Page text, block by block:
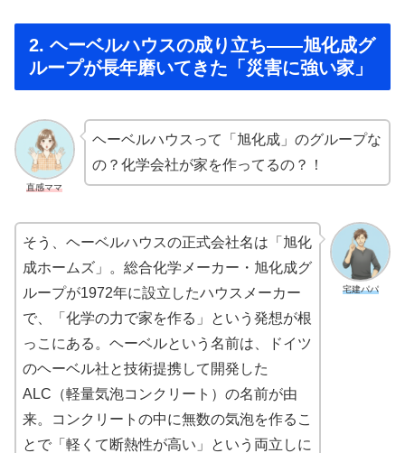
2. ヘーベルハウスの成り立ち——旭化成グ
ループが長年磨いてきた「災害に強い家」
直感ママ
ヘーベルハウスって「旭化成」のグループな
の？化学会社が家を作ってるの？！
宅建パパ
そう、ヘーベルハウスの正式会社名は「旭化
成ホームズ」。総合化学メーカー・旭化成グ
ループが1972年に設立したハウスメーカー
で、「化学の力で家を作る」という発想が根
っこにある。ヘーベルという名前は、ドイツ
のヘーベル社と技術提携して開発した
ALC（軽量気泡コンクリート）の名前が由
来。コンクリートの中に無数の気泡を作るこ
とで「軽くて断熱性が高い」という両立しに